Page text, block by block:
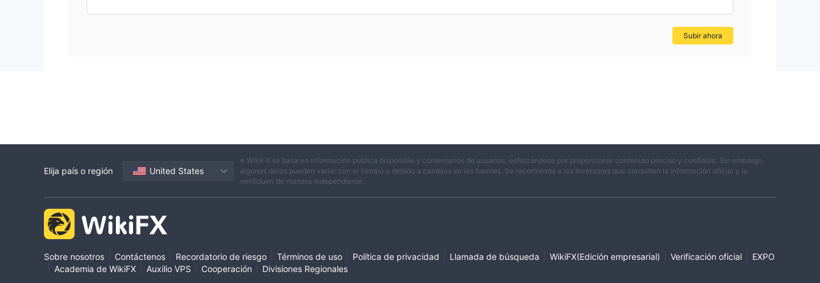
Subir ahora
Elija país o región United States
※ WikiFX se basa en información pública disponible y comentarios de usuarios, esforzándose por proporcionar contenido preciso y confiable. Sin embargo,
algunos datos pueden variar con el tiempo o debido a cambios en las fuentes. Se recomienda a los inversores que consulten la información oficial y la
verifiquen de manera independiente.
Sobre nosotros Contáctenos Recordatorio de riesgo Términos de uso Política de privacidad Llamada de búsqueda WikiFX(Edición empresarial) Verificación oficial
EXPO
Academia de WikiFX Auxilio VPS Cooperación Divisiones Regionales